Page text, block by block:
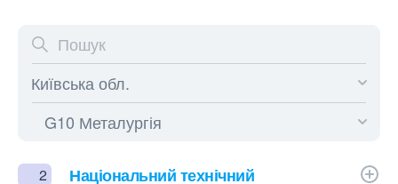
2
Національний технічний